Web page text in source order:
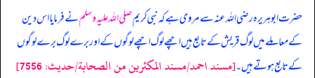
حضرت ابوہریرہ رضی اللہ عنہ سے مروی ہے کہ نبی کریمصلی اللہ علیہ وسلمنے فرمایا اس دین
کے معاملے میں لوگ قریش کے تابع ہیں اچھے لوگ اچھے لوگوں کے اور برے لوگ برے لوگوں
کے تابع ہوتے ہیں۔[مسند احمد/مسند المكثرين من الصحابة/حدیث: 7556]